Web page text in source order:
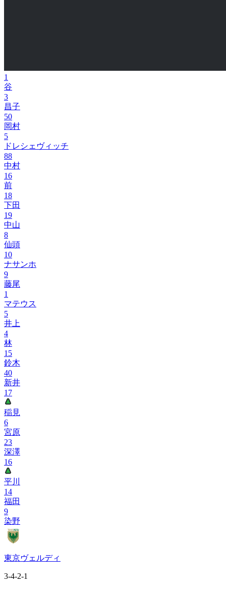
1
谷
3
昌子
50
岡村
5
ドレシェヴィッチ
88
中村
16
前
18
下田
19
中山
8
仙頭
10
ナサンホ
9
藤尾
1
マテウス
5
井上
4
林
15
鈴木
40
新井
17
稲見
6
宮原
23
深澤
16
平川
14
福田
9
染野
東京ヴェルディ
3-4-2-1